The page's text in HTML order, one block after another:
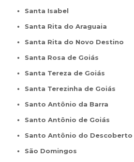
Santa Isabel
Santa Rita do Araguaia
Santa Rita do Novo Destino
Santa Rosa de Goiás
Santa Tereza de Goiás
Santa Terezinha de Goiás
Santo Antônio da Barra
Santo Antônio de Goiás
Santo Antônio do Descoberto
São Domingos